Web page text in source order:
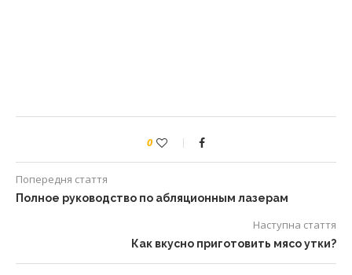
0
Попередня стаття
Полное руководство по абляционным лазерам
Наступна стаття
Как вкусно приготовить мясо утки?